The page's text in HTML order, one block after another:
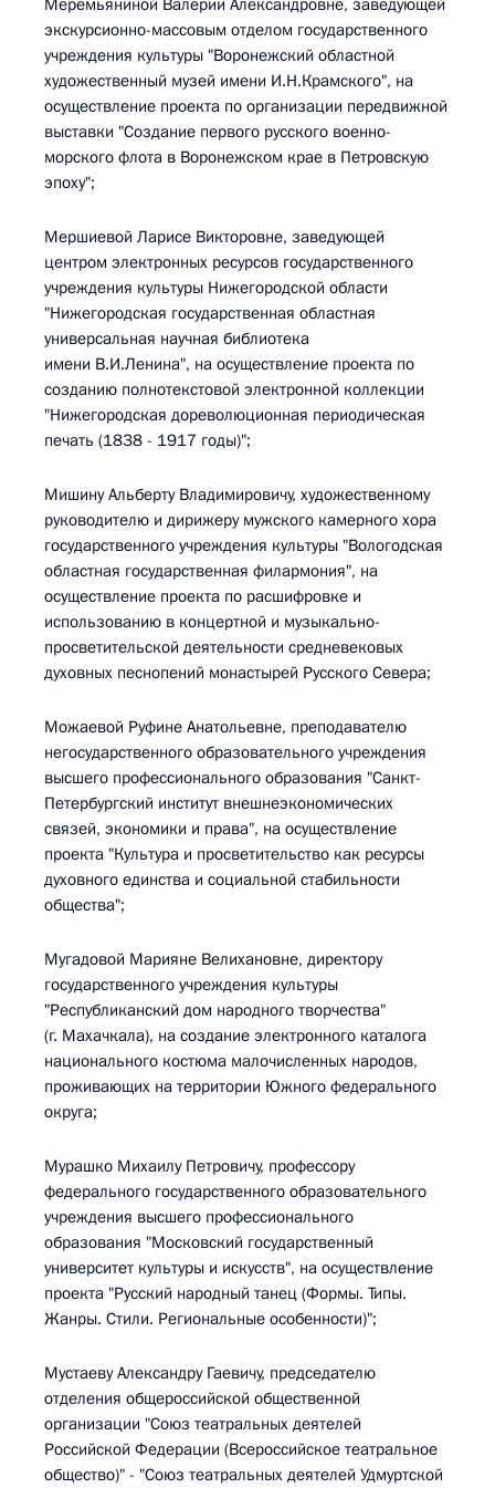
Меремьяниной Валерии Александровне, заведующей
экскурсионно-массовым отделом государственного
учреждения культуры "Воронежский областной
художественный музей имени И.Н.Крамского", на
осуществление проекта по организации передвижной
выставки "Создание первого русского военно-
морского флота в Воронежском крае в Петровскую
эпоху";
Мершиевой Ларисе Викторовне, заведующей
центром электронных ресурсов государственного
учреждения культуры Нижегородской области
"Нижегородская государственная областная
универсальная научная библиотека
имени В.И.Ленина", на осуществление проекта по
созданию полнотекстовой электронной коллекции
"Нижегородская дореволюционная периодическая
печать (1838 - 1917 годы)";
Мишину Альберту Владимировичу, художественному
руководителю и дирижеру мужского камерного хора
государственного учреждения культуры "Вологодская
областная государственная филармония", на
осуществление проекта по расшифровке и
использованию в концертной и музыкально-
просветительской деятельности средневековых
духовных песнопений монастырей Русского Севера;
Можаевой Руфине Анатольевне, преподавателю
негосударственного образовательного учреждения
высшего профессионального образования "Санкт-
Петербургский институт внешнеэкономических
связей, экономики и права", на осуществление
проекта "Культура и просветительство как ресурсы
духовного единства и социальной стабильности
общества";
Мугадовой Марияне Велихановне, директору
государственного учреждения культуры
"Республиканский дом народного творчества"
(г. Махачкала), на создание электронного каталога
национального костюма малочисленных народов,
проживающих на территории Южного федерального
округа;
Мурашко Михаилу Петровичу, профессору
федерального государственного образовательного
учреждения высшего профессионального
образования "Московский государственный
университет культуры и искусств", на осуществление
проекта "Русский народный танец (Формы. Типы.
Жанры. Стили. Региональные особенности)";
Мустаеву Александру Гаевичу, председателю
отделения общероссийской общественной
организации "Союз театральных деятелей
Российской Федерации (Всероссийское театральное
общество)" - "Союз театральных деятелей Удмуртской